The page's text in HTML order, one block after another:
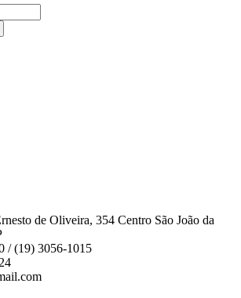
de Oliveira, 354 Centro São João da
/ (19) 3056-1015